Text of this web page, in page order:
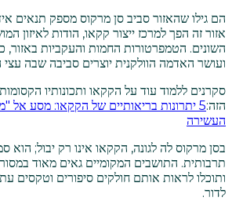
הם גילו שהאזור סביב סן מרקוס מספק תנאים
אזור זה הפך למרכז ייצור קקאו, הודות לאיזון
השונים. הטמפרטורות החמות והעקביות
ועושר האדמה הוולקנית יוצרים סביבה שבה
סקרנים ללמוד עוד על הקקאו ותכונותיו
הזה:
5 יתרונות בריאותיים של הקקאו: מסע אל
העשירה
בסן מרקוס לה לגונה, הקקאו אינו רק יבול; הוא
תרבותית. התושבים המקומיים גאים מאוד
ותוכלו לראות אותם חולקים סיפורים וטקסים
לדור.